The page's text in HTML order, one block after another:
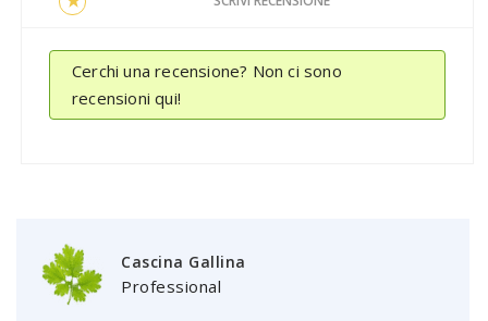
Cerchi una recensione? Non ci sono
recensioni qui!
Cascina Gallina
Professional